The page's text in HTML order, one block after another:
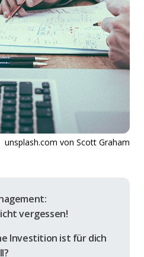
unsplash.com von Scott Graham
vergessen!
Investition ist für dich